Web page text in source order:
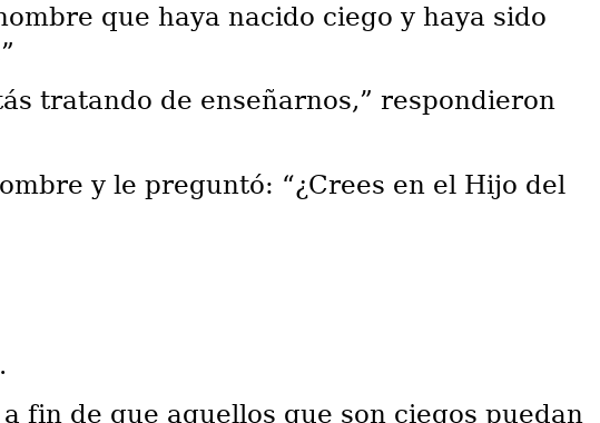
que haya nacido ciego y haya sido
tratando de enseñarnos,” respondieron
y le preguntó: “¿Crees en el Hijo del
fin de que aquellos que son ciegos puedan